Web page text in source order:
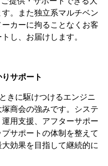
。また独立系マルチベン
カーに拘ることなくお客
し、お届けします。
サポート
きに駆けつけるエンジニ
商会の強みです。システ
用支援、アフターサポー
サポートの体制を整えて
効果を目指して継続的に